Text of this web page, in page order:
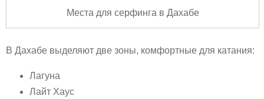
Места для серфинга в Дахабе
В Дахабе выделяют две зоны, комфортные для катания:
Лагуна
Лайт Хаус